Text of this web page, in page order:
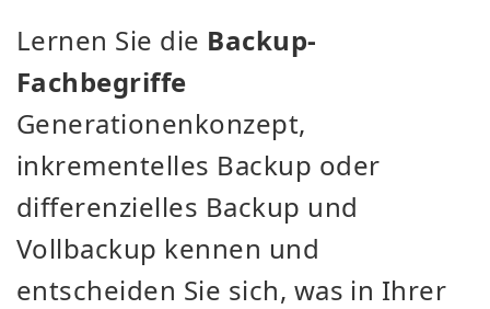
Lernen Sie die Backup-
Fachbegriffe
Generationenkonzept,
inkrementelles Backup oder
differenzielles Backup und
Vollbackup kennen und
entscheiden Sie sich, was in Ihrer